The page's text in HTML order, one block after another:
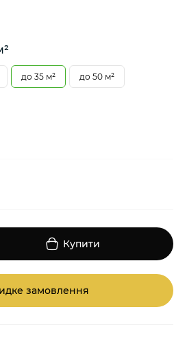
до 35 м² до 50 м²
Купити
замовлення